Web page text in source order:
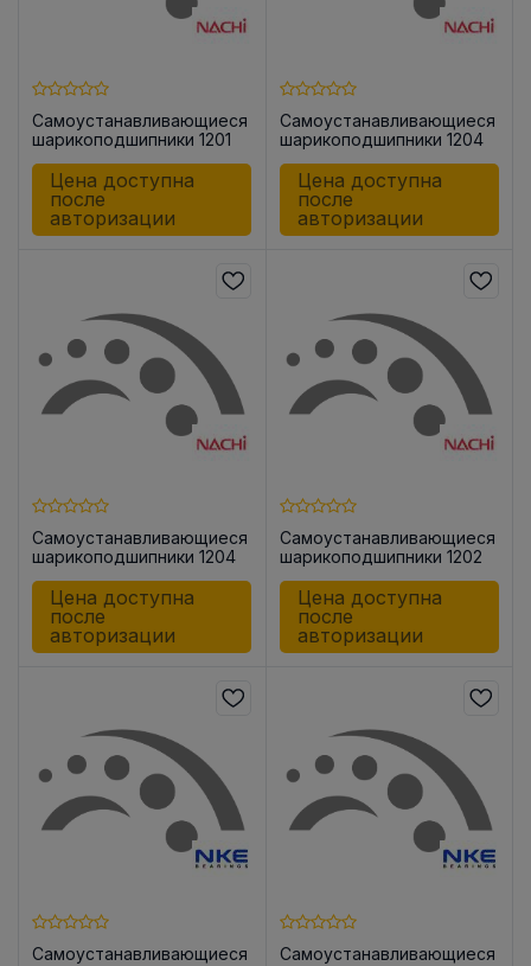
Самоустанавливающиеся
шарикоподшипники 1201
Цена доступна
после
авторизации
Самоустанавливающиеся
шарикоподшипники 1204
Цена доступна
после
авторизации
Самоустанавливающиеся
шарикоподшипники 1204
Цена доступна
после
авторизации
Самоустанавливающиеся
шарикоподшипники 1202
Цена доступна
после
авторизации
Самоустанавливающиеся
Самоустанавливающиеся